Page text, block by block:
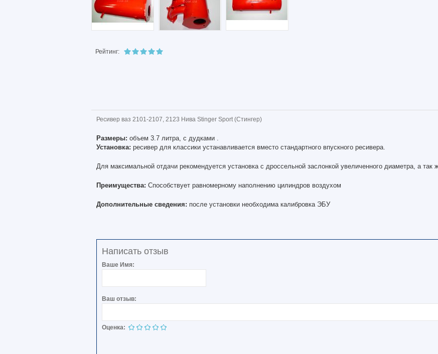
Рейтинг:
Ресивер ваз 2101-2107, 2123 Нива Stinger Sport (Стингер)
Размеры: объем 3.7 литра, с дудками .
Установка: ресивер для классики устанавливается вместо стандартного впускного ресивера.
Для максимальной отдачи рекомендуется установка с дроссельной заслонкой увеличенного диаметра, а так
Преимущества: Способствует равномерному наполнению цилиндров воздухом
Дополнительные сведения: после установки необходима калибровка ЭБУ
Написать отзыв
Ваше Имя:
Ваш отзыв:
Оценка: